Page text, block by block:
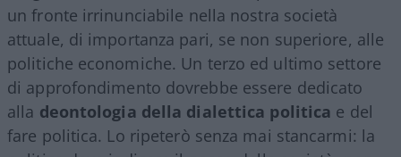
un fronte irrinunciabile nella nostra società
attuale, di importanza pari, se non superiore, alle
politiche economiche. Un terzo ed ultimo settore
di approfondimento dovrebbe essere dedicato
alla deontologia della dialettica politica e del
fare politica. Lo ripeterò senza mai stancarmi: la